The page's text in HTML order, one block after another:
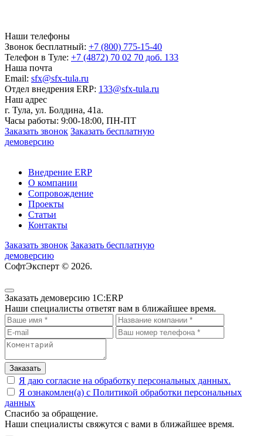
Наши телефоны
Звонок бесплатный: +7 (800) 775-15-40
Телефон в Туле: +7 (4872) 70 02 70 доб. 133
Наша почта
Email: sfx@sfx-tula.ru
Отдел внедрения ERP: 133@sfx-tula.ru
Наш адрес
г. Тула, ул. Болдина, 41а.
Часы работы: 9:00-18:00, ПН-ПТ
Заказать звонок Заказать бесплатную
демоверсию
Внедрение ERP
О компании
Сопровождение
Проекты
Статьи
Контакты
Заказать звонок Заказать бесплатную
демоверсию
СофтЭксперт © 2026.
Заказать демоверсию 1C:ERP
Наши специалисты ответят вам в ближайшее время.
Заказать
Я даю согласие на обработку персональных данных.
Я ознакомлен(а) с Политикой обработки персональных
данных
Спасибо за обращение.
Наши специалисты свяжутся с вами в ближайшее время.